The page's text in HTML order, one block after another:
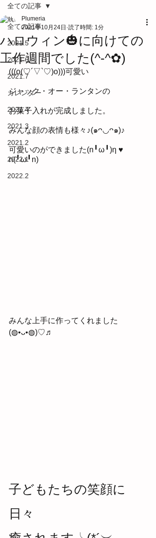
全ての記事
2021.5
2021.6
2021.7
カレンダー
2021.4
2021.3
2021.2
2022.1
2022.2
全ての記事
ハロウィン🎃に向けての
工作週間でした(^-^✿)
Plumeria
2021年10月24日 読了時間: 1分
(((o(♡´▽`♡)o)))可愛い
ジャック・オー・ランタンの
お菓子入れが完成しました。
みんな顔の表情も様々♪(๑ᴖ◡ᴖ๑)♪
可愛いのができました(n╹ω╹)η ♥
n(╹ω╹n)
みんな上手に作ってくれました
(◍•ᴗ•◍)♡♬
子どもたちの笑顔に
日々